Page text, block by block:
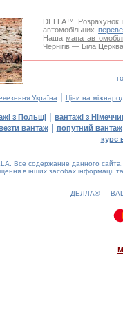
DELLA™
Розрахунок
автомобільних
Нашамапа
Чернігів — Біла
Україна | Ціни на
з Польщі | вантажі з
вантаж| попутний вантаж
курс
Все содержание данного
в інших засобах інформації
ДЕЛЛА® —